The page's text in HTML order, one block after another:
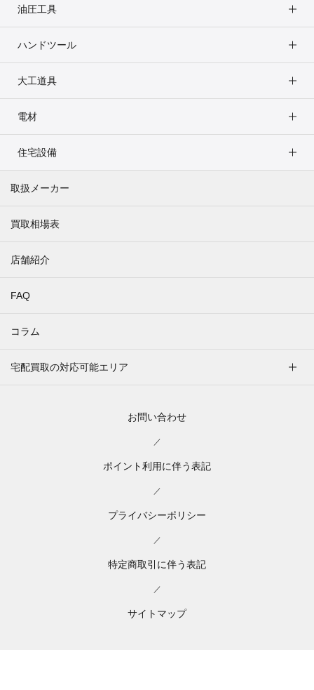
油圧工具
ハンドツール
大工道具
電材
住宅設備
取扱メーカー
買取相場表
店舗紹介
FAQ
コラム
宅配買取の対応可能エリア
お問い合わせ
／
ポイント利用に伴う表記
／
プライバシーポリシー
／
特定商取引に伴う表記
／
サイトマップ